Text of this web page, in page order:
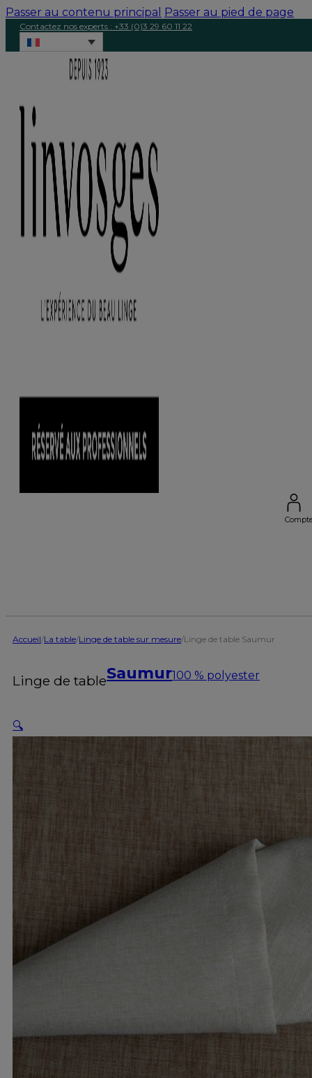
Passer au contenu principal Passer au pied de page
Contactez nos experts : +33 (0)3 29 60 11 22
Accueil/La table/Linge de table sur mesure/Linge de table Saumur
Linge de tableSaumur100 % polyester
🔍